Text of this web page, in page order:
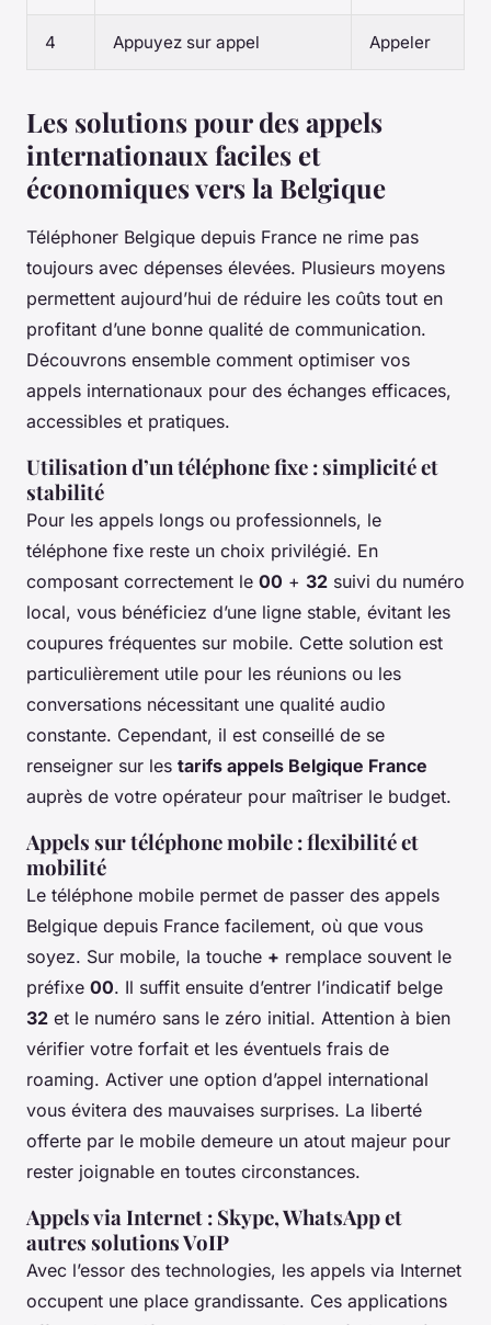
4 Appuyez sur appel Appeler
Les solutions pour des appels
internationaux faciles et
économiques vers la Belgique
Téléphoner Belgique depuis France ne rime pas
toujours avec dépenses élevées. Plusieurs moyens
permettent aujourd’hui de réduire les coûts tout en
profitant d’une bonne qualité de communication.
Découvrons ensemble comment optimiser vos
appels internationaux pour des échanges efficaces,
accessibles et pratiques.
Utilisation d’un téléphone fixe : simplicité et
stabilité
Pour les appels longs ou professionnels, le
téléphone fixe reste un choix privilégié. En
composant correctement le 00 + 32 suivi du numéro
local, vous bénéficiez d’une ligne stable, évitant les
coupures fréquentes sur mobile. Cette solution est
particulièrement utile pour les réunions ou les
conversations nécessitant une qualité audio
constante. Cependant, il est conseillé de se
renseigner sur les tarifs appels Belgique France
auprès de votre opérateur pour maîtriser le budget.
Appels sur téléphone mobile : flexibilité et
mobilité
Le téléphone mobile permet de passer des appels
Belgique depuis France facilement, où que vous
soyez. Sur mobile, la touche + remplace souvent le
préfixe 00. Il suffit ensuite d’entrer l’indicatif belge
32 et le numéro sans le zéro initial. Attention à bien
vérifier votre forfait et les éventuels frais de
roaming. Activer une option d’appel international
vous évitera des mauvaises surprises. La liberté
offerte par le mobile demeure un atout majeur pour
rester joignable en toutes circonstances.
Appels via Internet : Skype, WhatsApp et
autres solutions VoIP
Avec l’essor des technologies, les appels via Internet
occupent une place grandissante. Ces applications